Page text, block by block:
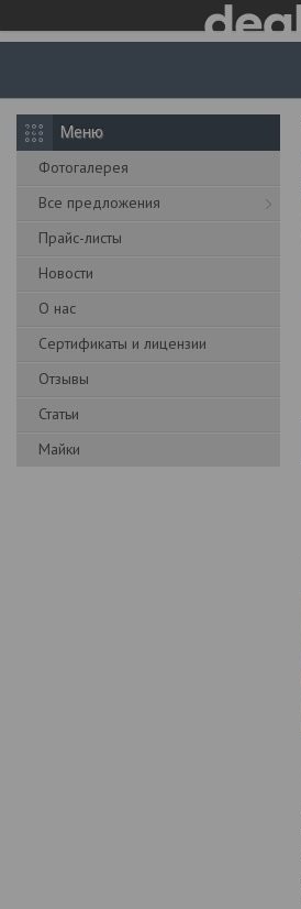
Фотогалерея
Все предложения
Прайс-листы
Новости
О нас
Сертификаты и лицензии
Отзывы
Статьи
Майки